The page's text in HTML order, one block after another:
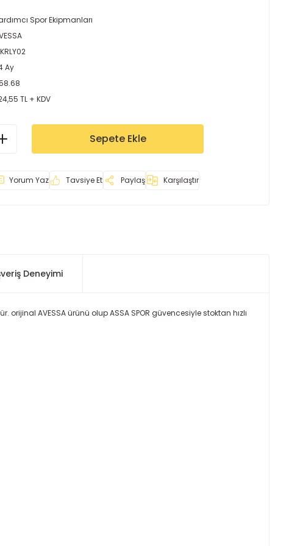
Spor Ekipmanları
Ay
TL + KDV
Sepete Ekle
Yorum Yaz Tavsiye Et Paylaş Karşılaştır
Deneyimi
AVESSA ürünü olup ASSA SPOR güvencesiyle stoktan hızlı